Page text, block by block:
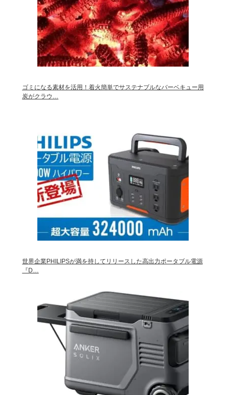
ゴミになる素材を活用！着火簡単でサステナブルなバーベキュー用
炭がクラウ…
世界企業PHILIPSが満を持してリリースした高出力ポータブル電源
『D…